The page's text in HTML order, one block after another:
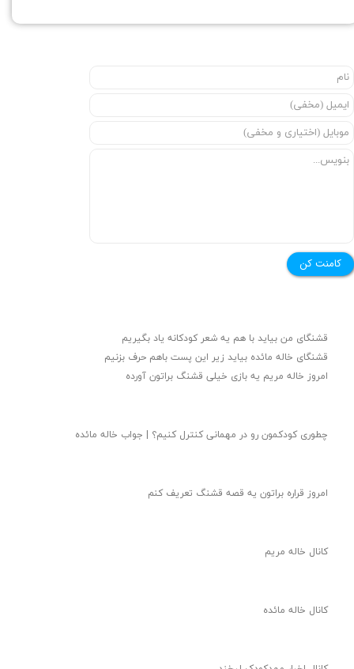
کامنت کن
قشنگای من بيايد با هم یه شعر کودکانه ياد بگیریم
قشنگای خاله مائده بیاید زیر این پست باهم حرف بزنیم
امروز خاله مریم یه بازی خیلی قشنگ براتون آورده
چطوری کودکمون رو در مهمانی کنترل کنیم؟ | جواب خاله مائده
امروز قراره براتون یه قصه قشنگ تعریف کنم
کانال خاله مریم
کانال خاله مائده